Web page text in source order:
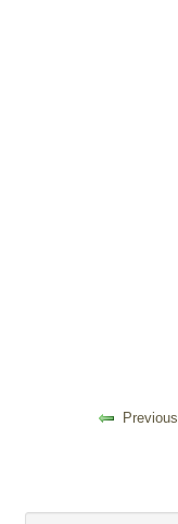
Previous